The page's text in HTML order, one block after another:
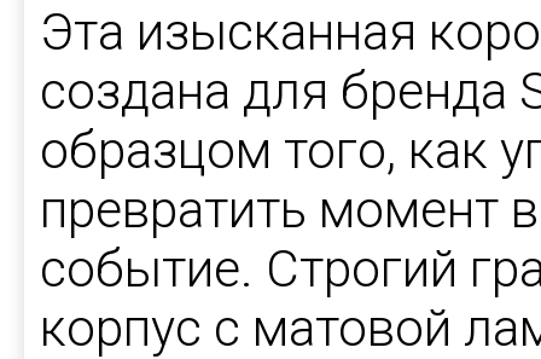
Эта изысканная
создана для бренда
образцом того, как
превратить момент
событие. Строгий
корпус с матовой